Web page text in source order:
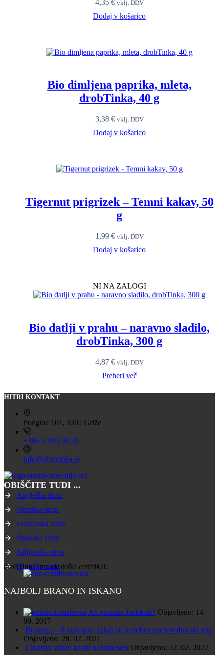
4,35 € vklj. DDV
Dodaj v košarico
Bio dimljena paprika, mleta,
drobTinka, 40 g
3,38 € vklj. DDV
Dodaj v košarico
Tigernut prigrizek – Temni kakav, 50
g
1,99 € vklj. DDV
Dodaj v košarico
NI NA ZALOGI
Bio datlji v prahu – naravno sladilo,
drobTinka, 300 g
4,87 € vklj. DDV
Preberi več
HITRI KONTAKT
Pongrac 101, 3302 Griže
+386 5 995 90 39
info@drobtinka.si
OBIŠČITE TUDI ...
Angleška stran
Nemška stran
Francoska stran
Španska stran
Italijanska stran
Hrvaška stran
drobTinka ima ekološki certifikat.
NAJBOLJ BRANO IN ISKANO
Ali poznate Jackfruit? Objavljeno: 14.
09. 2017
Brusnice – 6 razlogov, zakaj jih je dobro imeti vedno pri roki
Objavljeno: 28. 02. 2021
Cikorija: zdrav kavni nadomestek Objavljeno: 22. 02. 2022